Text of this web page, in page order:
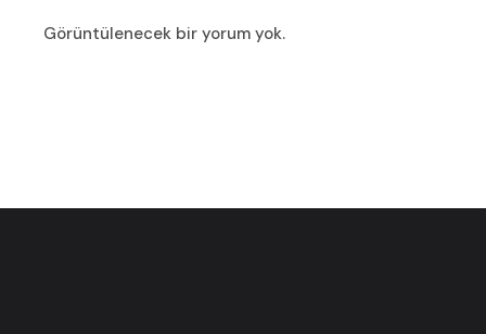
Görüntülenecek bir yorum yok.